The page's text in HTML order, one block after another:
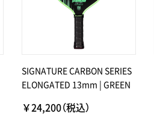
SIGNATURE CARBON SERIES
ELONGATED 13mm | GREEN
￥24,200（税込）